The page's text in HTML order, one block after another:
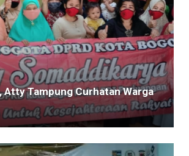
Atty Tampung Curhatan Warga